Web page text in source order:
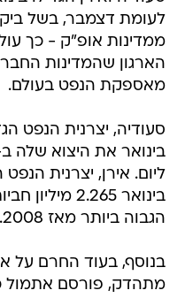
לעומת דצמבר, בשל
ממדינות אופ"ק - כך
מאספקת הנפט בעולם.
סעודיה, יצרנית הנפט
ליום. אירן, יצרנית
בינואר 2.265
הגבוה ביותר מאז 2008.
בנוסף, בעוד החרם על
מתהדק, פורסם אתמול